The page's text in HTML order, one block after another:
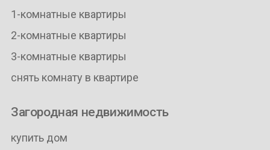
1-комнатные квартиры
2-комнатные квартиры
3-комнатные квартиры
снять комнату в квартире
Загородная недвижимость
купить дом